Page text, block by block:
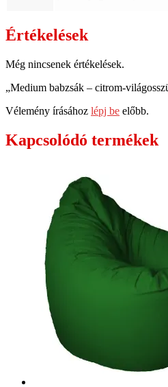
Értékelések
Még nincsenek értékelések.
„Medium babzsák – citrom-
Vélemény írásához lépj be előbb.
Kapcsolódó termékek